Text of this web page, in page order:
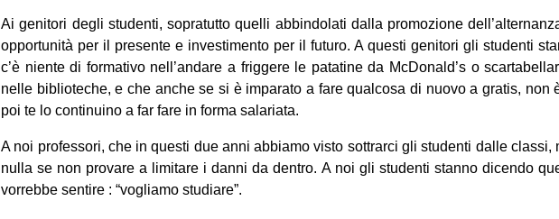
Ai genitori degli studenti, sopratutto quelli abbindolati dalla promozione
opportunità per il presente e investimento per il futuro. A questi genitori gli studenti
c’è niente di formativo nell’andare a friggere le patatine da McDonald’s o
nelle biblioteche, e che anche se si è imparato a fare qualcosa di nuovo a gratis, non
poi te lo continuino a far fare in forma salariata.
A noi professori, che in questi due anni abbiamo visto sottrarci gli studenti dalle classi,
nulla se non provare a limitare i danni da dentro. A noi gli studenti stanno dicendo
vorrebbe sentire : “vogliamo studiare”.